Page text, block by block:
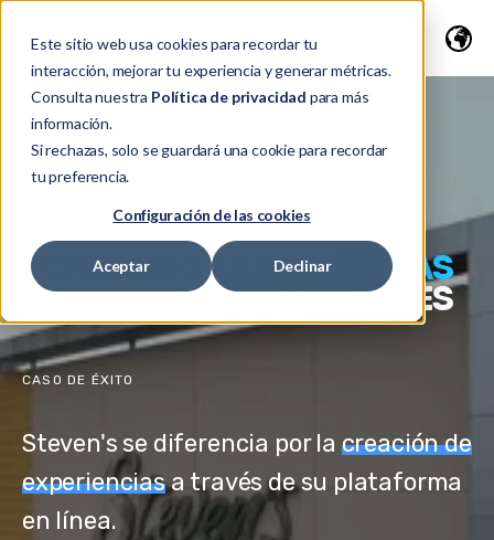
Este sitio web usa cookies para recordar tu
interacción, mejorar tu experiencia y generar métricas.
Consulta nuestra Política de privacidad para más
información.
Si rechazas, solo se guardará una cookie para recordar
tu preferencia.
Configuración de las cookies
Aceptar Declinar
CREANDO EXPERIENCIAS
DIGITALES INOLVIDABLES
CASO DE ÉXITO
Steven's se diferencia por la creación de
experienciasa través de su plataforma
en línea.